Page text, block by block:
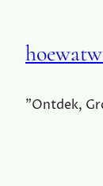
"Ontdek,